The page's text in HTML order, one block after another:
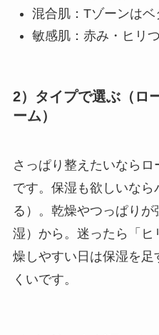
混合肌：Tゾーンはベ
敏感肌：赤み・ヒリ
2）タイプで選ぶ（ロ
ーム）
さっぱり整えたいなら
です。保湿も欲しいなら
る）。乾燥やつっぱり
湿）から。迷ったら「
燥しやすい日は保湿を
くいです。